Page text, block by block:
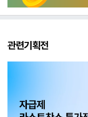
관련기획전